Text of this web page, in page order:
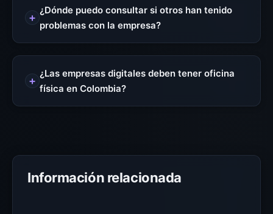
¿Dónde puedo consultar si otros han tenido
problemas con la empresa?
¿Las empresas digitales deben tener oficina
física en Colombia?
Información relacionada